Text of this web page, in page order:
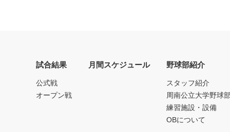
試合結果
公式戦
オープン戦
月間スケジュール 野球部紹介
スタッフ紹介
周南公立大学野球
練習施設・設備
OBについて